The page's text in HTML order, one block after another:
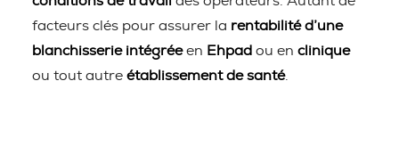
facteurs clés pour assurer la rentabilité d’une
blanchisserie intégréeen Ehpad ou en clinique
ou tout autre établissement de santé.